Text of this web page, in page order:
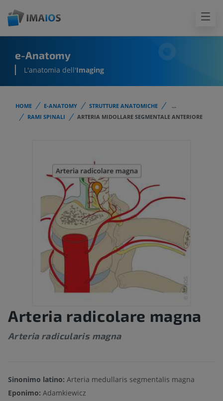
e-Anatomy
L'anatomia dell'Imaging
HOME E-ANATOMY STRUTTURE ANATOMICHE
...
RAMI SPINALI
ARTERIA MIDOLLARE SEGMENTALE ANTERIORE
Arteria radicolare magna
Arteria radicularis magna
Sinonimo latino: Arteria medullaris segmentalis magna
Eponimo: Adamkiewicz